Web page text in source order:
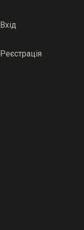
Вхід
Реєстрація